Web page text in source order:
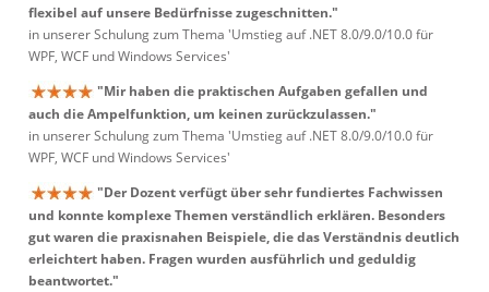
flexibel auf unsere Bedürfnisse zugeschnitten."
in unserer Schulung zum Thema 'Umstieg auf .NET 8.0/9.0/10.0 für
WPF, WCF und Windows Services'
"Mir haben die praktischen Aufgaben gefallen und
auch die Ampelfunktion, um keinen zurückzulassen."
in unserer Schulung zum Thema 'Umstieg auf .NET 8.0/9.0/10.0 für
WPF, WCF und Windows Services'
"Der Dozent verfügt über sehr fundiertes Fachwissen
und konnte komplexe Themen verständlich erklären. Besonders
gut waren die praxisnahen Beispiele, die das Verständnis deutlich
erleichtert haben. Fragen wurden ausführlich und geduldig
beantwortet."